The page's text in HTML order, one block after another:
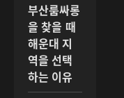
부산룸싸롱
을 찾을 때
해운대 지
역을 선택
하는 이유